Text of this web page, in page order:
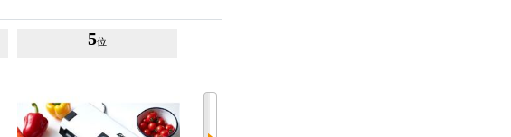
5位